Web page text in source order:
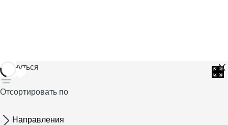
вернуться
Отсортировать по
Направления